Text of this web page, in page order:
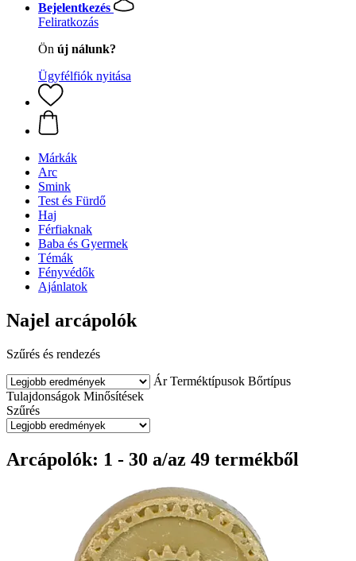
Bejelentkezés
Feliratkozás
Ön új nálunk?
Ügyfélfiók nyitása
Márkák
Arc
Smink
Test és Fürdő
Haj
Férfiaknak
Baba és Gyermek
Témák
Fényvédők
Ajánlatok
Najel arcápolók
Szűrés és rendezés
Ár Terméktípusok Bőrtípus
Tulajdonságok Minősítések
Szűrés
Arcápolók: 1 - 30 a/az 49 termékből